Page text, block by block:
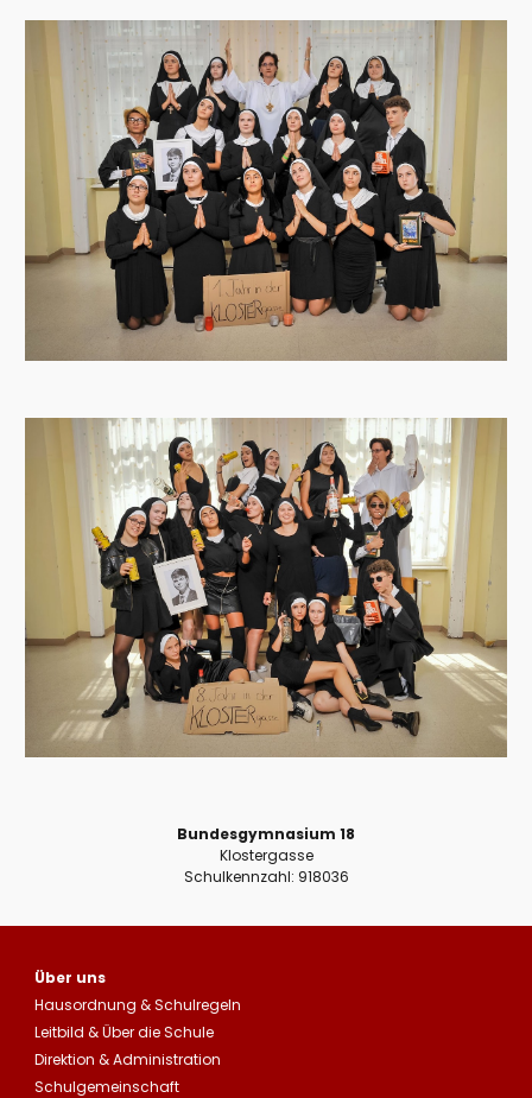
Bundesgymnasium 18
Klostergasse
Schulkennzahl: 918036
Über uns
Hausordnung &Schulregeln
Leitbild&Über die Schule
Direktion & Administration
Schulgemeinschaft